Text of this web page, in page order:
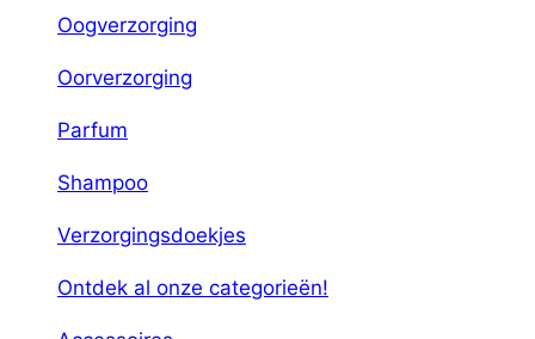
Oogverzorging
Oorverzorging
Parfum
Shampoo
Verzorgingsdoekjes
Ontdek al onze categorieën!